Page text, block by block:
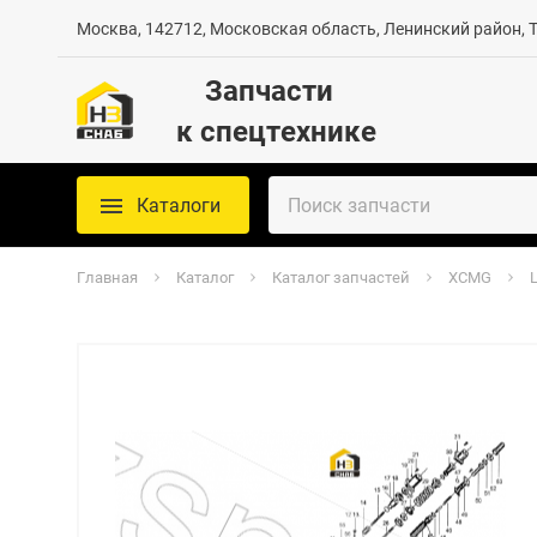
Москва, 142712, Московская область, Ленинский район,
Запчасти
к спецтехнике
Каталоги
Главная Каталог Каталог запчастей XCMG